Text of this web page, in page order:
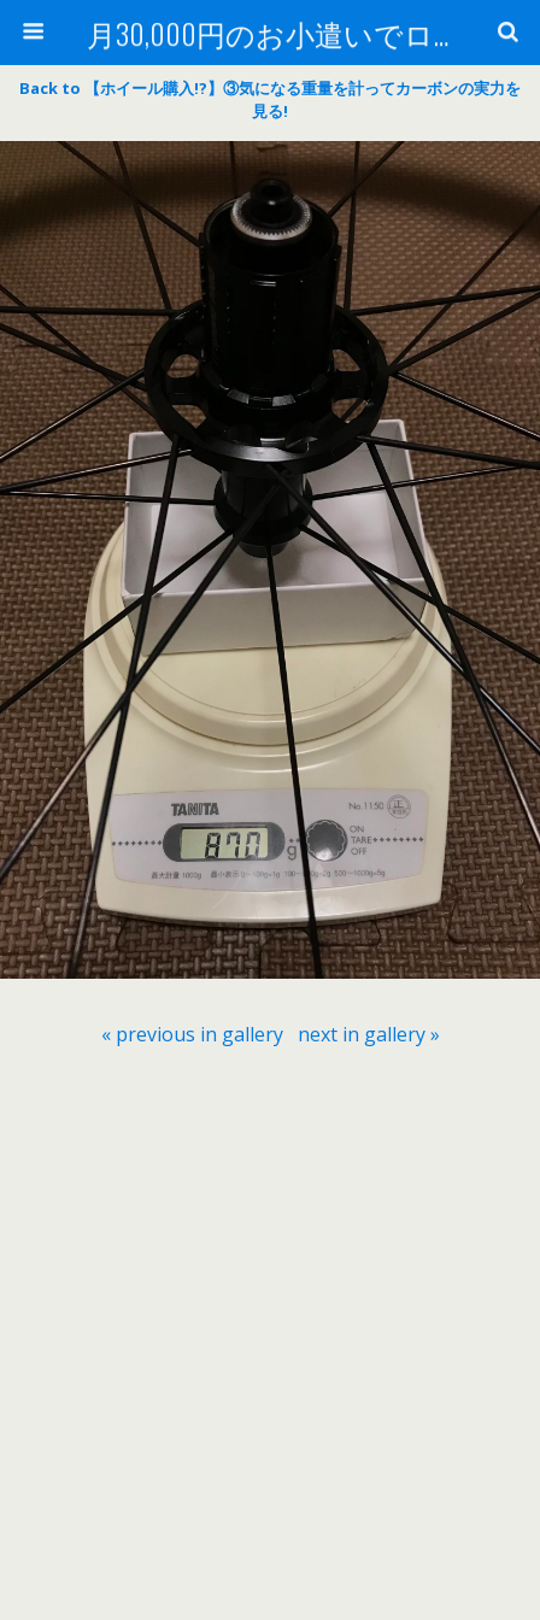
月30,000円のお小遣いでロードバイク
Back to 【ホイール購入!?】③気になる重量を計ってカーボンの実力を
見る!
« previous in gallery next in gallery »